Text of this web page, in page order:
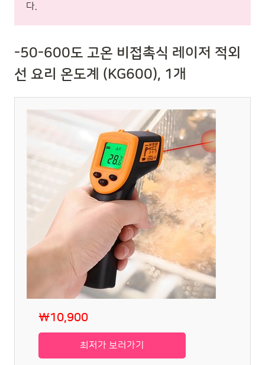
다.
-50-600도 고온 비접촉식 레이저 적외
선 요리 온도계 (KG600), 1개
₩10,900
최저가 보러가기